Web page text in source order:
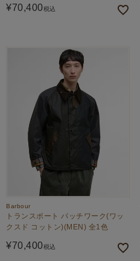
¥70,400税込
Barbour
トランスポート パッチワーク(ワッ
クスド コットン)(MEN) 全1色
¥70,400税込